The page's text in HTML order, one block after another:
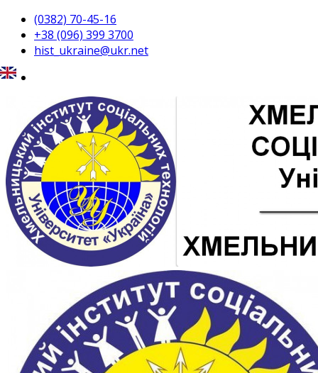
(0382) 70-45-16
+38 (096) 399 3700
hist_ukraine@ukr.net